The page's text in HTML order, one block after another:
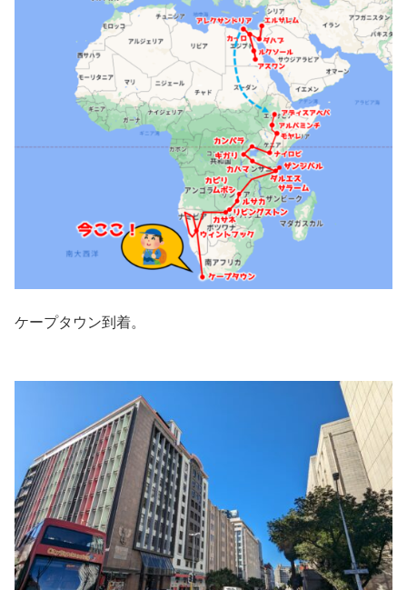
ケープタウン到着。